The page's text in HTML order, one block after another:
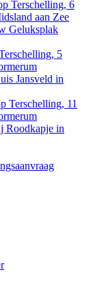
Terschelling, 6
aan Zee
Geluksplak
5
Jansveld in
Terschelling, 11
Roodkapje in